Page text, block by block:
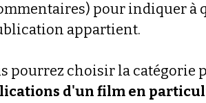
pour indiquer à
appartient.
pourrez choisir la catégorie
d'un film en